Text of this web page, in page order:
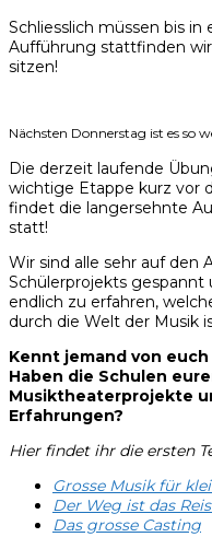
Schliesslich müssen bis in
Aufführung stattfinden
sitzen!
Nächsten Donnerstag ist es so
Die derzeit laufende
wichtige Etappe kurz vor
findet die langersehnte
statt!
Wir sind alle sehr auf den
Schülerprojekts gespannt
endlich zu erfahren,
durch die Welt der Musik
Kennt jemand von
Haben die Schulen
Musiktheaterprojekte
Erfahrungen?
Hier findet ihr die ersten
Grosse Musik für
Der Weg ist das
Das grosse Casting